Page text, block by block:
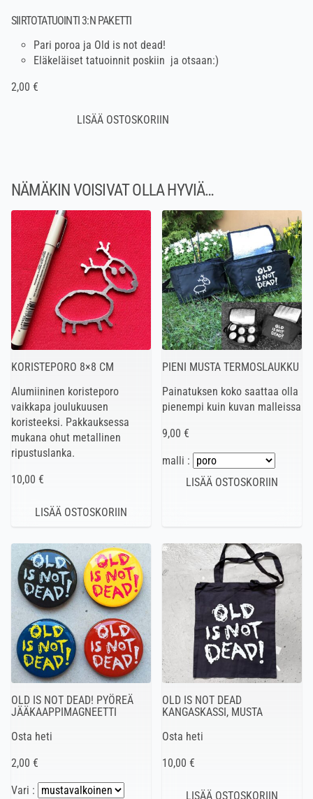
SIIRTOTATUOINTI 3:N PAKETTI
Pari poroa ja Old is not dead!
Eläkeläiset tatuoinnit poskiin ja otsaan:)
2,00 €
NÄMÄKIN VOISIVAT OLLA HYVIÄ…
KORISTEPORO 8×8 CM
Alumiininen koristeporo
vaikkapa joulukuusen
koristeeksi. Pakkauksessa
mukana ohut metallinen
ripustuslanka.
10,00 €
PIENI MUSTA TERMOSLAUKKU
Painatuksen koko saattaa olla
pienempi kuin kuvan malleissa
9,00 €
malli :
OLD IS NOT DEAD! PYÖREÄ
JÄÄKAAPPIMAGNEETTI
Osta heti
2,00 €
Vari :
OLD IS NOT DEAD
KANGASKASSI, MUSTA
Osta heti
10,00 €